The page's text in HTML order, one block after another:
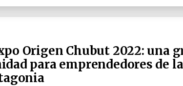
Origen Chubut 2022: una
para emprendedores de